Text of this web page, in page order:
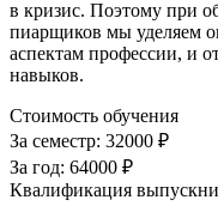
в кризис. Поэтому при
пиарщиков мы уделяем
аспектам профессии, и
навыков.
Стоимость обучения
За семестр: 32000 ₽
За год: 64000 ₽
Квалификация